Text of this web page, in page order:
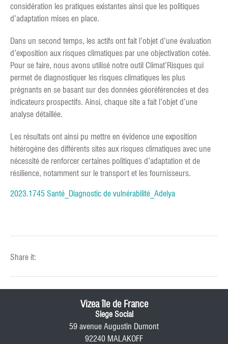
considération les pratiques existantes ainsi que les politiques
d’adaptation mises en place.
Dans un second temps, les actifs ont fait l’objet d’une évaluation
d’exposition aux risques climatiques par une objectivation cotée.
Pour se faire, nous avons utilisé notre outil Climat’Risques qui
permet de diagnostiquer les risques climatiques les plus
prégnants en se basant sur des données géoréférencées et des
indicateurs prospectifs. Ainsi, chaque site a fait l’objet d’une
analyse détaillée.
Les résultats ont ainsi pu mettre en évidence une exposition
hétérogène des différents sites aux risques climatiques avec une
nécessité de renforcer certaines politiques d’adaptation et de
résilience, notamment sur le transport et les fournisseurs.
2023.1745 Santé_Diagnostic de vulnérabilité_Adelya
Share it:
Vizea île de France
Siege Social
59 avenue Augustin Dumont
92240 MALAKOFF